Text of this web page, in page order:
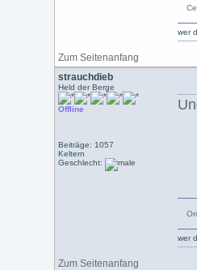
Zum Seitenanfang
wer
strauchdieb
Held der Berge
Offline
Beiträge: 1057
Keltern
Geschlecht:
Zum Seitenanfang
wer